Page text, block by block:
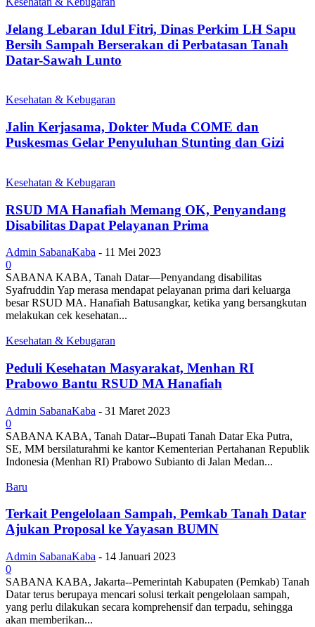
Jelang Lebaran Idul Fitri, Dinas Perkim LH Sapu
Bersih Sampah Berserakan di Perbatasan Tanah
Datar-Sawah Lunto
Kesehatan & Kebugaran
Jalin Kerjasama, Dokter Muda COME dan
Puskesmas Gelar Penyuluhan Stunting dan Gizi
Kesehatan & Kebugaran
RSUD MA Hanafiah Memang OK, Penyandang
Disabilitas Dapat Pelayanan Prima
Admin SabanaKaba - 11 Mei 2023
0
SABANA KABA, Tanah Datar—Penyandang disabilitas
Syafruddin Yap merasa mendapat pelayanan prima dari keluarga
besar RSUD MA. Hanafiah Batusangkar, ketika yang bersangkutan
melakukan cek kesehatan...
Kesehatan & Kebugaran
Peduli Kesehatan Masyarakat, Menhan RI
Prabowo Bantu RSUD MA Hanafiah
Admin SabanaKaba - 31 Maret 2023
0
SABANA KABA, Tanah Datar--Bupati Tanah Datar Eka Putra,
SE, MM bersilaturahmi ke kantor Kementerian Pertahanan Republik
Indonesia (Menhan RI) Prabowo Subianto di Jalan Medan...
Baru
Terkait Pengelolaan Sampah, Pemkab Tanah Datar
Ajukan Proposal ke Yayasan BUMN
Admin SabanaKaba - 14 Januari 2023
0
SABANA KABA, Jakarta--Pemerintah Kabupaten (Pemkab) Tanah
Datar terus berupaya mencari solusi terkait pengelolaan sampah,
yang perlu dilakukan secara komprehensif dan terpadu, sehingga
akan memberikan...